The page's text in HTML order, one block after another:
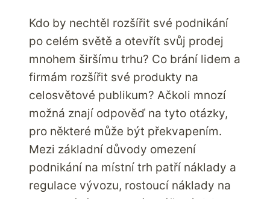
Kdo by nechtěl rozšířit své podnikání
po celém světě a otevřít svůj prodej
mnohem širšímu trhu? Co brání lidem a
firmám rozšířit své produkty na
celosvětové publikum? Ačkoli mnozí
možná znají odpověď na tyto otázky,
pro některé může být překvapením.
Mezi základní důvody omezení
podnikání na místní trh patří náklady a
regulace vývozu, rostoucí náklady na